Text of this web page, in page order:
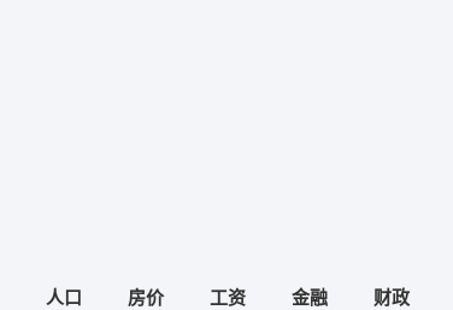
人口 房价 工资 金融 财政